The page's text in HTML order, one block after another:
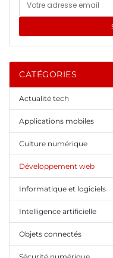
CATÉGORIES
Actualité tech
Applications mobiles
Culture numérique
Développement web
Informatique et logiciels
Intelligence artificielle
Objets connectés